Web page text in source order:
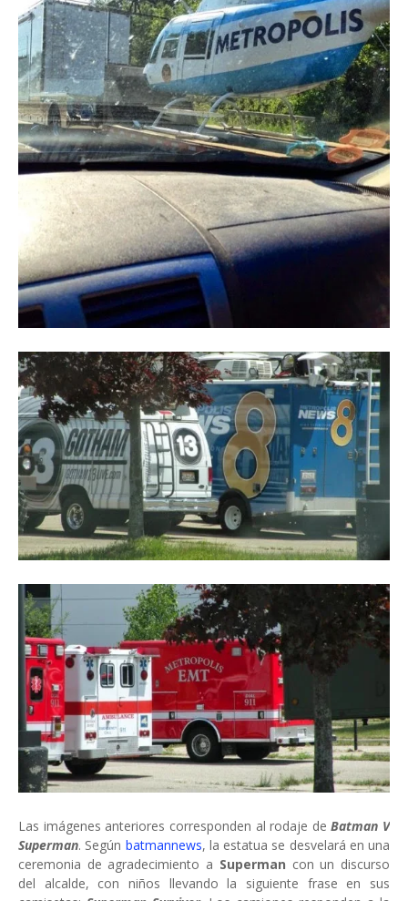
Las imágenes anteriores corresponden al rodaje deBatman V
Superman. Según batmannews, la estatua se desvelará en una
ceremonia de agradecimiento a Superman con un discurso
del alcalde, con niños llevando la siguiente frase en sus